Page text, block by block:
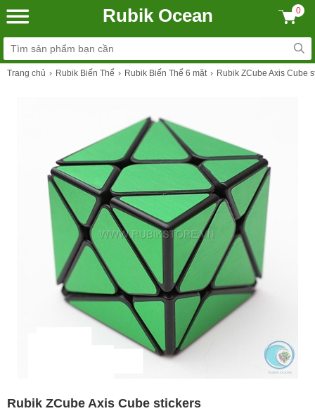
Rubik Ocean 0
Trang chủ Rubik Biến Thể Rubik Biến Thể 6 mặt Rubik ZCube Axis Cube
Rubik ZCube Axis Cube stickers